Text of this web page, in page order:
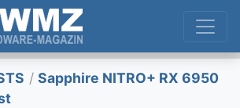
/ Sapphire NITRO+ RX 6950